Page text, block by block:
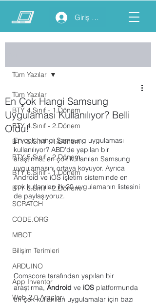
Giriş yap
Tüm Yazılar
BTY 4.Sınıf - 1.Dönem
BTY 4.Sınıf - 2.Dönem
BTY 5.Sınıf - 1.Dönem
BTY 5.Sınıf - 2.Dönem
BTY 6.Sınıf - 1.Dönem
BTY 6.Sınıf - 2.Dönem
SCRATCH
CODE.ORG
MBOT
Bilişim Terimleri
ARDUINO
App Inventor
Web 2.0 Araçları
Tüm Yazılar
En Çok Hangi Samsung
Uygulaması Kullanılıyor? Belli
Oldu!
En çok hangi Samsung uygulaması
kullanılıyor? ABD'de yapılan bir
araştırma, en çok kullanılan Samsung
uygulamasını ortaya koyuyor. Ayrıca
Android ve iOS işletim sisteminde en
çok kullanılan ilk 20 uygulamanın listesini
de paylaşıyoruz.
Comscore tarafından yapılan bir
araştırma, Android ve iOS platformunda
en çok kullanılan uygulamalar için bazı